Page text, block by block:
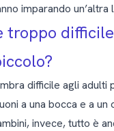
imparando un’altra
troppo
difficile agli adulti
a una bocca e a un
invece, tutto è